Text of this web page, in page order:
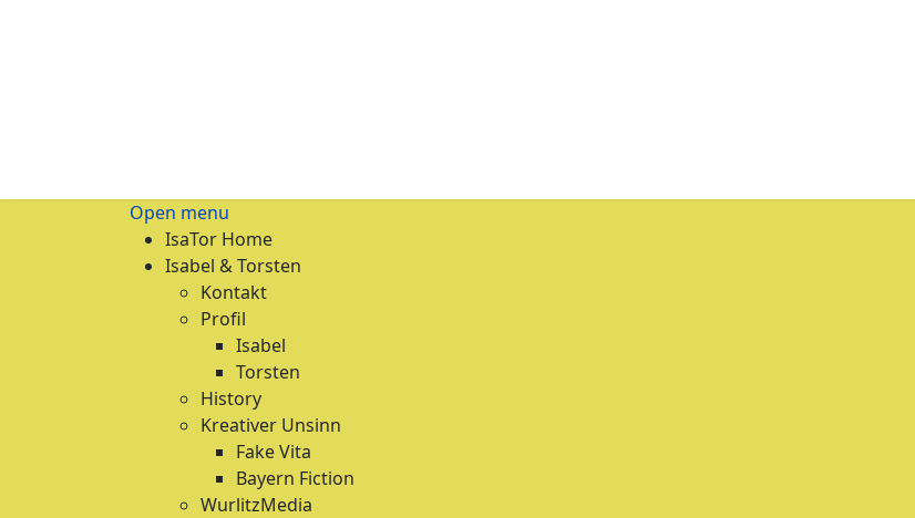
Open menu
IsaTor Home
Isabel & Torsten
Kontakt
Profil
Isabel
Torsten
History
Kreativer Unsinn
Fake Vita
Bayern Fiction
WurlitzMedia